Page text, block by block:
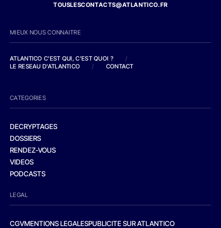
TOUSLESCONTACTS@ATLANTICO.FR
MIEUX NOUS CONNAITRE
ATLANTICO C'EST QUI, C'EST QUOI ?
/
LE RESEAU D'ATLANTICO
/ CONTACT
CATEGORIES
DECRYPTAGES
DOSSIERS
RENDEZ-VOUS
VIDEOS
PODCASTS
LEGAL
CGVMENTIONS LEGALESPUBLICITE SUR ATLANTICO